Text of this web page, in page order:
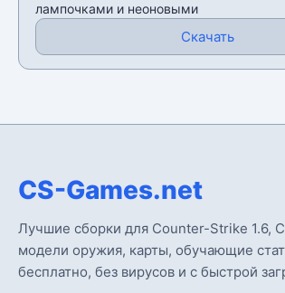
лампочками и неоновыми
Скачать
CS-Games.net
Лучшие сборки для Counter-Strike 1.6,
модели оружия, карты, обучающие
бесплатно, без вирусов и с быстрой